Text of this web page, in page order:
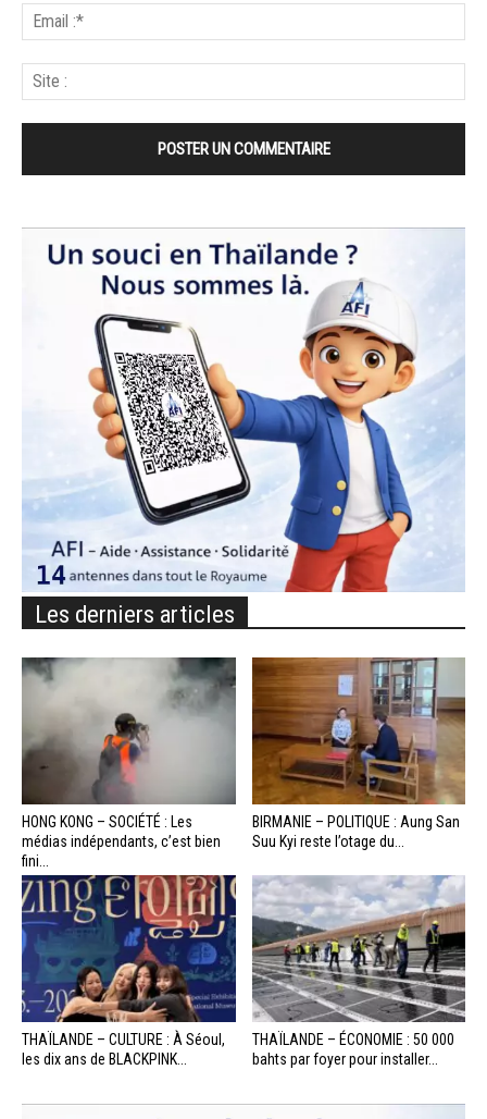
Les derniers articles
HONG KONG – SOCIÉTÉ : Les
médias indépendants, c’est bien
fini...
BIRMANIE – POLITIQUE : Aung San
Suu Kyi reste l’otage du...
THAÏLANDE – CULTURE : À Séoul,
les dix ans de BLACKPINK...
THAÏLANDE – ÉCONOMIE : 50 000
bahts par foyer pour installer...